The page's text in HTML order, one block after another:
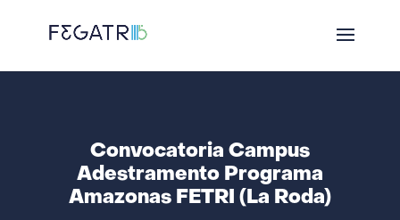
Convocatoria Campus
Adestramento Programa
Amazonas FETRI (La Roda)